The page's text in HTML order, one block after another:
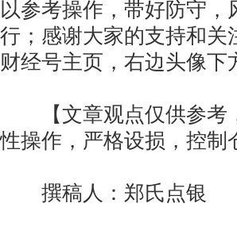
以参考操作，带好防守
行；感谢大家的支持和关
财经号主页，右边头像
【文章观点仅供参考
性操作，严格设损，控制
撰稿人：郑氏点银